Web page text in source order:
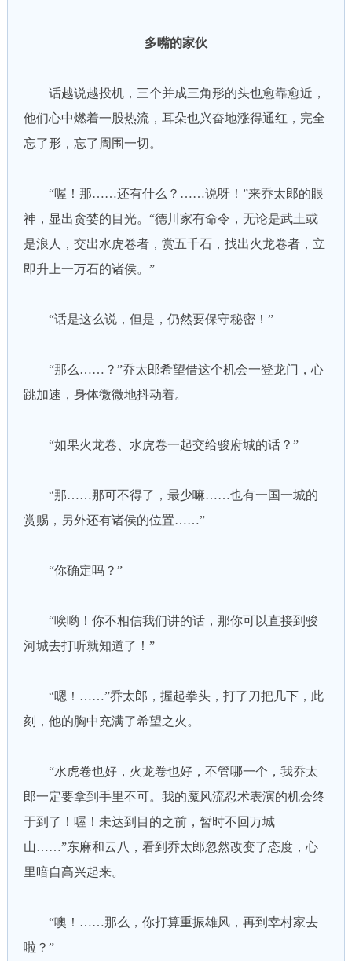
多嘴的家伙
话越说越投机，三个并成三角形的头也愈靠愈近，
他们心中燃着一股热流，耳朵也兴奋地涨得通红，完全
忘了形，忘了周围一切。
“喔！那……还有什么？……说呀！”来乔太郎的眼
神，显出贪婪的目光。“德川家有命令，无论是武土或
是浪人，交出水虎卷者，赏五千石，找出火龙卷者，立
即升上一万石的诸侯。”
“话是这么说，但是，仍然要保守秘密！”
“那么……？”乔太郎希望借这个机会一登龙门，心
跳加速，身体微微地抖动着。
“如果火龙卷、水虎卷一起交给骏府城的话？”
“那……那可不得了，最少嘛……也有一国一城的
赏赐，另外还有诸侯的位置……”
“你确定吗？”
“唉哟！你不相信我们讲的话，那你可以直接到骏
河城去打听就知道了！”
“嗯！……”乔太郎，握起拳头，打了刀把几下，此
刻，他的胸中充满了希望之火。
“水虎卷也好，火龙卷也好，不管哪一个，我乔太
郎一定要拿到手里不可。我的魔风流忍术表演的机会终
于到了！喔！未达到目的之前，暂时不回万城
山……”东麻和云八，看到乔太郎忽然改变了态度，心
里暗自高兴起来。
“噢！……那么，你打算重振雄风，再到幸村家去
啦？”